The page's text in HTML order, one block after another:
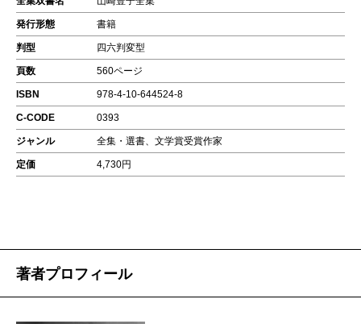
発行形態 書籍
判型 四六判変型
頁数 560ページ
ISBN 978-4-10-644524-8
C-CODE 0393
ジャンル 全集・選書、文学賞受賞作家
定価 4,730円
著者プロフィール